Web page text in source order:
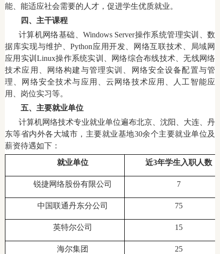
能、能适应社会需要的人才，促进学生优质就业。
四、主干课程
计算机网络基础、Windows Server操作系统管理实训、数
据库实现与维护、Python应用开发、网络互联技术、局域网
应用实训Linux操作系统实训、网络综合布线技术、无线网络
技术应用、网络构建与管理实训、网络安全设备配置与管
理、网络安全技术与应用、云网络技术应用、人工智能应
用、岗位实习等。
五、主要就业单位
计算机网络技术专业就业单位遍布北京、沈阳、大连、丹
东等省内外各大城市，主要就业基地30余个主要就业单位及
薪资待遇如下：
就业单位
近3年学生入职人数
锐捷网络股份有限公司 7
中国联通丹东分公司 75
英特尔公司 15
海尔集团 25